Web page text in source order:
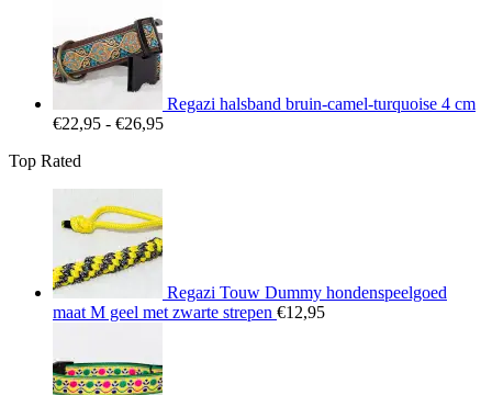
Regazi halsband bruin-camel-turquoise 4 cm
€22,95 - €26,95Prijsklasse:
Top Rated
Regazi Touw Dummy hondenspeelgoed
maat M geel met zwarte strepen €12,95